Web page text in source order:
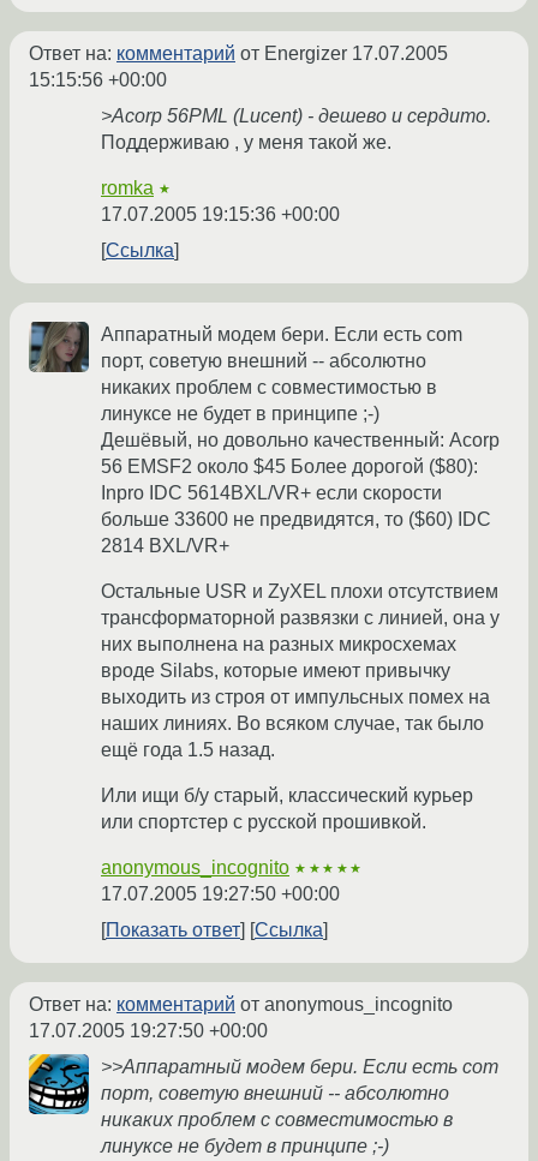
Ответ на: комментарий от Energizer 17.07.2005
15:15:56 +00:00
>Acorp 56PML (Lucent) - дешево и сердито.
Поддерживаю , у меня такой же.
romka ★
17.07.2005 19:15:36 +00:00
Ссылка
Аппаратный модем бери. Если есть com
порт, советую внешний -- абсолютно
никаких проблем с совместимостью в
линуксе не будет в принципе ;-)
Дешёвый, но довольно качественный: Acorp
56 EMSF2 около $45 Более дорогой ($80):
Inpro IDC 5614BXL/VR+ если скорости
больше 33600 не предвидятся, то ($60) IDC
2814 BXL/VR+
Остальные USR и ZyXEL плохи отсутствием
трансформаторной развязки с линией, она у
них выполнена на разных микросхемах
вроде Silabs, которые имеют привычку
выходить из строя от импульсных помех на
наших линиях. Во всяком случае, так было
ещё года 1.5 назад.
Или ищи б/у старый, классический курьер
или спортстер с русской прошивкой.
anonymous_incognito ★★★★★
17.07.2005 19:27:50 +00:00
Показать ответ
Ссылка
Ответ на: комментарий от anonymous_incognito
17.07.2005 19:27:50 +00:00
>>Аппаратный модем бери. Если есть com
порт, советую внешний -- абсолютно
никаких проблем с совместимостью в
линуксе не будет в принципе ;-)